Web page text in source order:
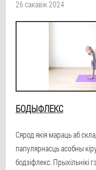
26 сакавік 2024
БОДЫФЛЕКС
Сярод якія мараць аб
папулярнасць асобны
бодзіфлекс. Прыхільнікі